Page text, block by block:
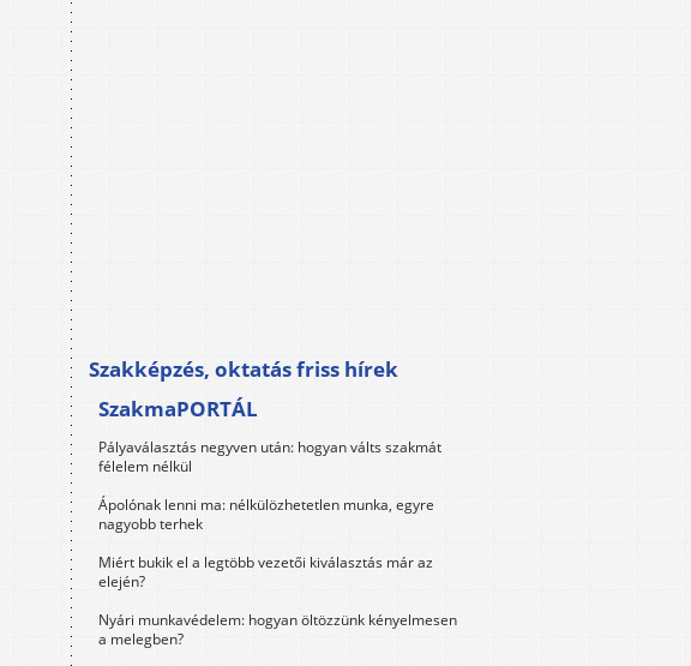
Szakképzés, oktatás friss hírek
SzakmaPORTÁL
Pályaválasztás negyven után: hogyan válts szakmát
félelem nélkül
Ápolónak lenni ma: nélkülözhetetlen munka, egyre
nagyobb terhek
Miért bukik el a legtöbb vezetői kiválasztás már az
elején?
Nyári munkavédelem: hogyan öltözzünk kényelmesen
a melegben?